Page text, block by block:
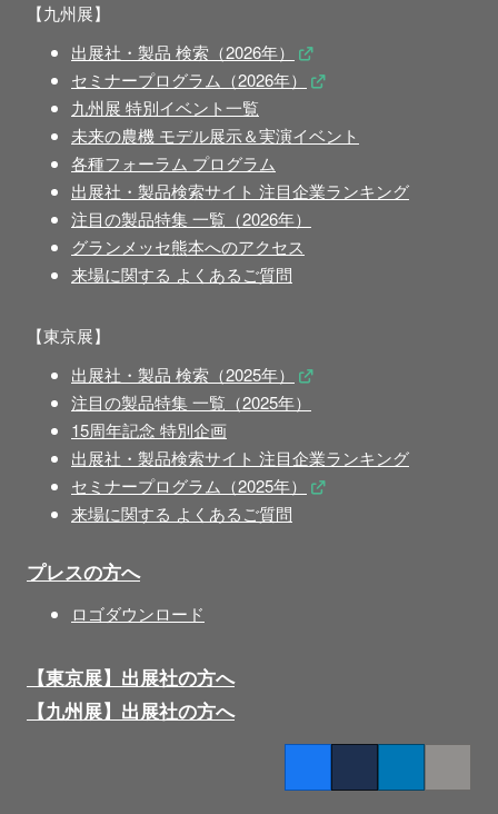
【九州展】
出展社・製品 検索（2026年）
セミナープログラム（2026年）
九州展 特別イベント一覧
未来の農機 モデル展示＆実演イベント
各種フォーラム プログラム
出展社・製品検索サイト 注目企業ランキング
注目の製品特集 一覧（2026年）
グランメッセ熊本へのアクセス
来場に関する よくあるご質問
【東京展】
出展社・製品 検索（2025年）
注目の製品特集 一覧（2025年）
15周年記念 特別企画
出展社・製品検索サイト 注目企業ランキング
セミナープログラム（2025年）
来場に関する よくあるご質問
プレスの方へ
ロゴダウンロード
【東京展】出展社の方へ
【九州展】出展社の方へ